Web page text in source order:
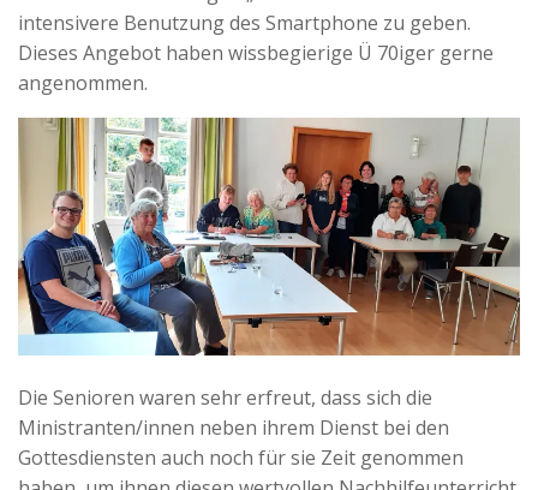
intensivere Benutzung des Smartphone zu geben.
Dieses Angebot haben wissbegierige Ü 70iger gerne
angenommen.
Die Senioren waren sehr erfreut, dass sich die
Ministranten/innen neben ihrem Dienst bei den
Gottesdiensten auch noch für sie Zeit genommen